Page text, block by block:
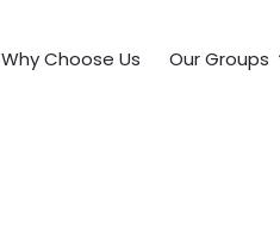
Why Choose Us Our Groups